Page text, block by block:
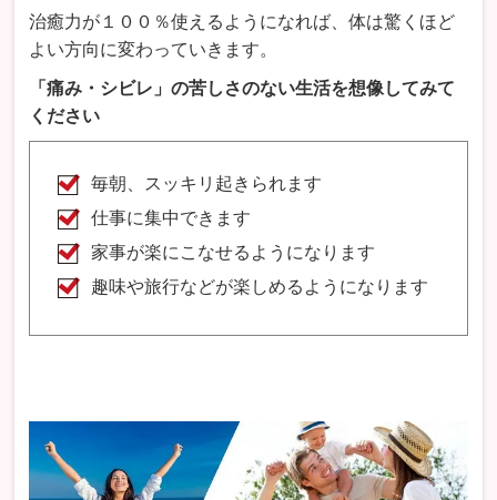
治癒力が１００％使えるようになれば、体は驚くほど
よい方向に変わっていきます。
「痛み・シビレ」の苦しさのない生活を想像してみて
ください
毎朝、スッキリ起きられます
仕事に集中できます
家事が楽にこなせるようになります
趣味や旅行などが楽しめるようになります